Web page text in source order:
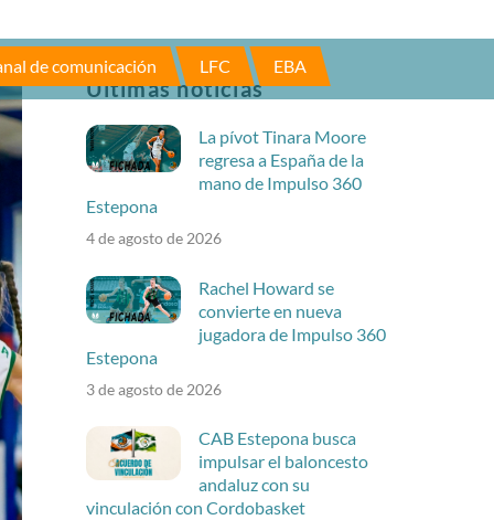
de comunicación LFC EBA
Últimas noticias
La pívot Tinara Moore
regresa a España de la
mano de Impulso 360
Estepona
4 de agosto de 2026
Rachel Howard se
convierte en nueva
jugadora de Impulso 360
Estepona
3 de agosto de 2026
CAB Estepona busca
impulsar el baloncesto
andaluz con su
vinculación con Cordobasket